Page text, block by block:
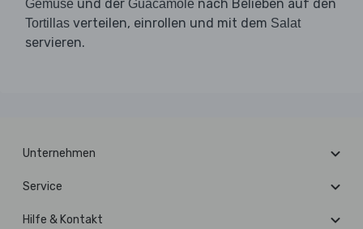
Gemüse und der Guacamole nach Belieben auf den
Tortillas verteilen, einrollen und mit dem Salat
servieren.
Unternehmen
Service
Hilfe & Kontakt